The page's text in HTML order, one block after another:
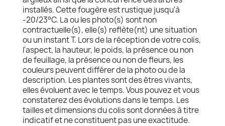
installés. Cette fougère est rustique jusqu'à
-20/23°C. La ou les photo(s) sont non
contractuelle(s), elle(s) reflète(nt) une situation
ou un instant T. Lors de la réception de votre colis,
l'aspect, la hauteur, le poids, la présence ou non
de feuillage, la présence ou non de fleurs, les
couleurs peuvent différer de la photo ou de la
description. Les plantes sont des êtres vivants,
elles évoluent avec le temps. Vous pouvez et vous
constaterez des évolutions dans le temps. Les
tailles et dimensions du colis sont données à titre
indicatif et ne constituent pas une exactitude.